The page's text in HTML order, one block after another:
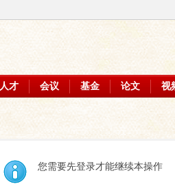
人才 会议 基金 论文 视
您需要先登录才能继续本操作